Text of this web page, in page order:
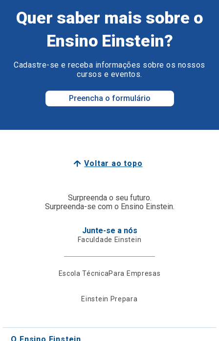
Quer saber mais sobre o
Ensino Einstein?
Cadastre-se e receba informações sobre os nossos
cursos e eventos.
Preencha o formulário
Voltar ao topo
Surpreenda o seu futuro.
Surpreenda-se com o Ensino Einstein.
Junte-se a nós
Faculdade Einstein
Escola TécnicaPara Empresas
Einstein Prepara